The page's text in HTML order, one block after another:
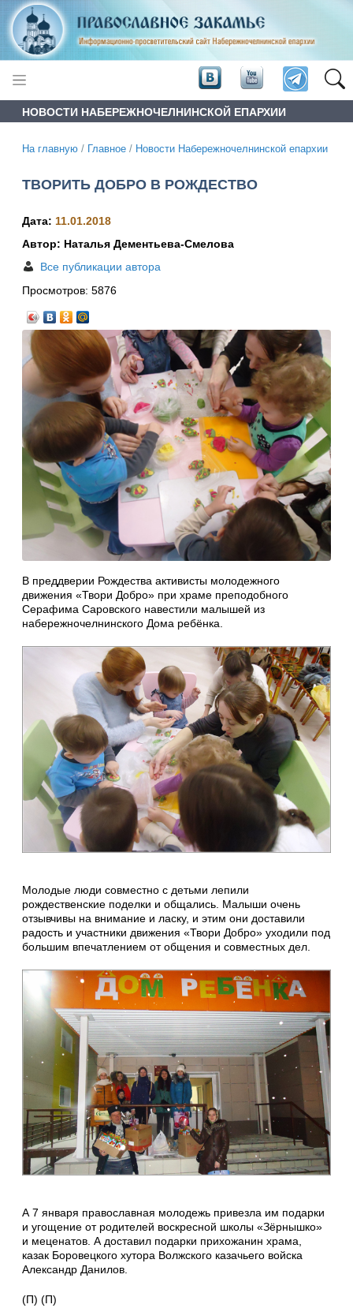
НОВОСТИ НАБЕРЕЖНОЧЕЛНИНСКОЙ ЕПАРХИИ
На главную / Главное / Новости Набережночелнинской епархии
ТВОРИТЬ ДОБРО В РОЖДЕСТВО
Дата: 11.01.2018
Автор: Наталья Дементьева-Смелова
Все публикации автора
Просмотров: 5876
В преддверии Рождества активисты молодежного
движения «Твори Добро» при храме преподобного
Серафима Саровского навестили малышей из
набережночелнинского Дома ребёнка.
Молодые люди совместно с детьми лепили
рождественские поделки и общались. Малыши очень
отзывчивы на внимание и ласку, и этим они доставили
радость и участники движения «Твори Добро» уходили под
большим впечатлением от общения и совместных дел.
А 7 января православная молодежь привезла им подарки
и угощение от родителей воскресной школы «Зёрнышко»
и меценатов. А доставил подарки прихожанин храма,
казак Боровецкого хутора Волжского казачьего войска
Александр Данилов.
(П) (П)